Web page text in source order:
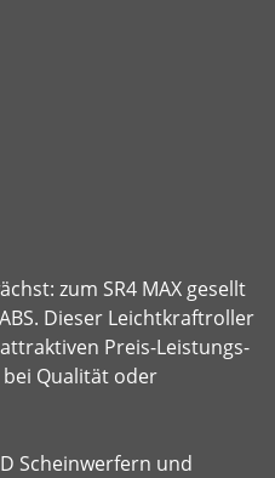
zum SR4 MAX gesellt
Dieser Leichtkraftroller
Preis-Leistungs-
Qualität oder
Scheinwerfern und